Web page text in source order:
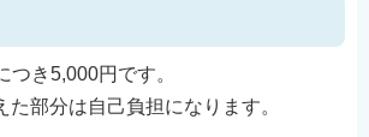
き5,000円です。
部分は自己負担になります。